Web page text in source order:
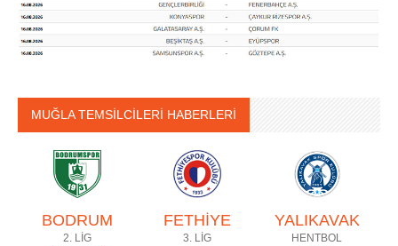
MUĞLA TEMSİLCİLERİ HABERLERİ
BODRUM
2. LİG
FETHİYE
3. LİG
YALIKAVAK
HENTBOL